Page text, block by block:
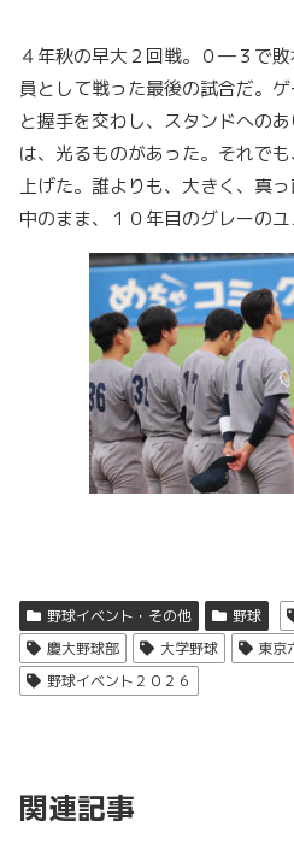
４年秋の早大２回戦。０―３で
員として戦った最後の試合だ。
と握手を交わし、スタンドへの
は、光るものがあった。それで
上げた。誰よりも、大きく、真
中のまま、１０年目のグレーのユ
野球イベント・その他 野球
慶大野球部
大学野球 東京
野球イベント２０２６
関連記事